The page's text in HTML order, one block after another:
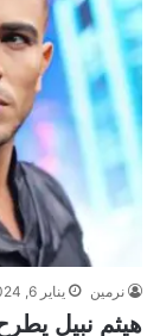
نرمين يناير 6, 2024
هيثم نبيل